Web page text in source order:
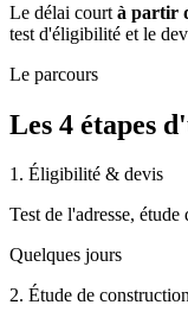
Le délai court à partir
test d'éligibilité et le
Le parcours
Les 4 étapes
1. Éligibilité & devis
Test de l'adresse,
Quelques jours
2. Étude de